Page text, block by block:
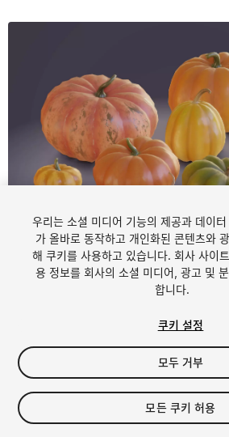
1/10
$14.99
세금/부가세는 결제 시 반영됩니다.
우리는 소셜 미디어 기능의 제공과 데이
가 올바로 동작하고 개인화된 콘텐츠와
해 쿠키를 사용하고 있습니다. 회사 사이
용 정보를 회사의 소셜 미디어, 광고 및
합니다.
쿠키 설정
모두 거부
모든 쿠키 허용